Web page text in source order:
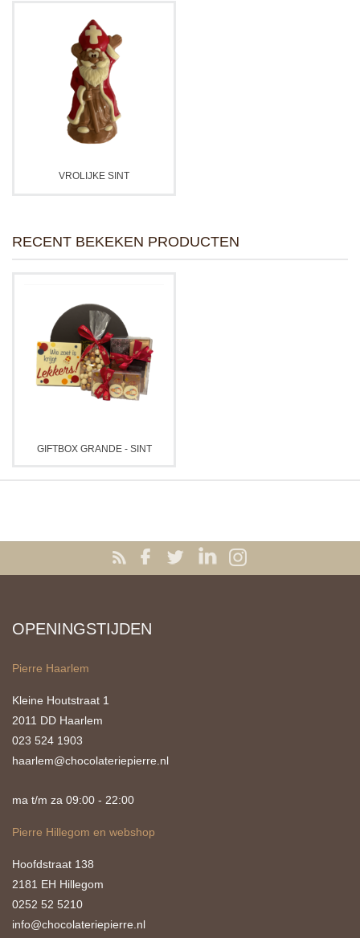
VROLIJKE SINT
RECENT BEKEKEN PRODUCTEN
GIFTBOX GRANDE - SINT
OPENINGSTIJDEN
Pierre Haarlem
Kleine Houtstraat 1
2011 DD Haarlem
023 524 1903
haarlem@chocolateriepierre.nl
ma t/m za 09:00 - 22:00
Pierre Hillegom en webshop
Hoofdstraat 138
2181 EH Hillegom
0252 52 5210
info@chocolateriepierre.nl